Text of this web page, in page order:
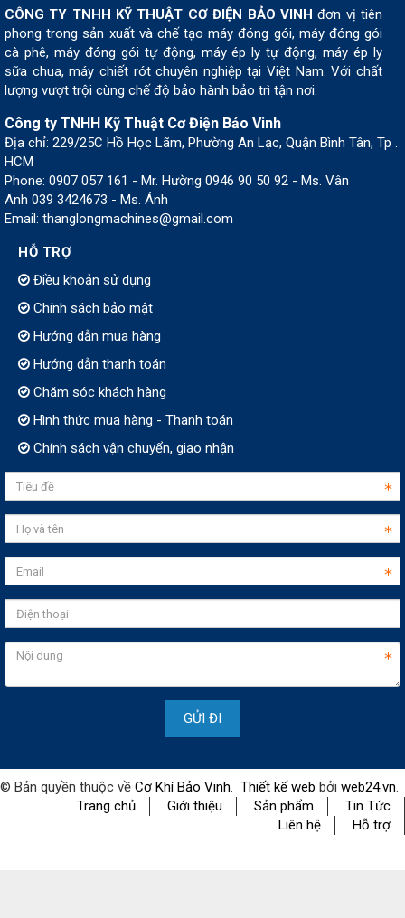
CÔNG TY TNHH KỸ THUẬT CƠ ĐIỆN BẢO VINH đơn vị tiên
phong trong sản xuất và chế tạo máy đóng gói, máy đóng gói
cà phê, máy đóng gói tự động, máy ép ly tự động, máy ép ly
sữa chua, máy chiết rót chuyên nghiệp tại Việt Nam. Với chất
lượng vượt trội cùng chế độ bảo hành bảo trì tận nơi.
Công ty TNHH Kỹ Thuật Cơ Điện Bảo Vinh
Địa chỉ: 229/25C Hồ Học Lãm, Phường An Lạc, Quận Bình Tân, Tp .
HCM
Phone: 0907 057 161 - Mr. Hường 0946 90 50 92 - Ms. Vân
Anh 039 3424673 - Ms. Ánh
Email: thanglongmachines@gmail.com
HỖ TRỢ
Điều khoản sử dụng
Chính sách bảo mật
Hướng dẫn mua hàng
Hướng dẫn thanh toán
Chăm sóc khách hàng
Hình thức mua hàng - Thanh toán
Chính sách vận chuyển, giao nhận
© Bản quyền thuộc về Cơ Khí Bảo Vinh. Thiết kế web bởi web24.vn.
Trang chủ
Giới thiệu Sản phẩm
Tin Tức
Liên hệ
Hỗ trợ